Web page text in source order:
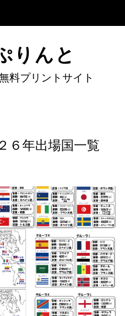
りんと
料プリントサイト
６年出場国一覧